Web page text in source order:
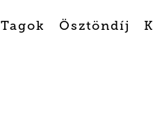
Tagok Ösztöndíj